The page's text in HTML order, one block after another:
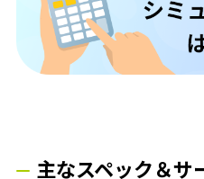
主なスペック＆サ